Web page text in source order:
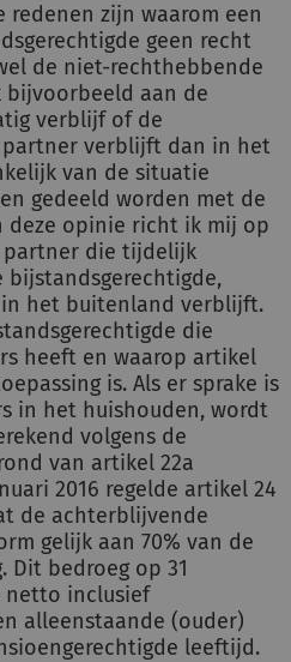
redenen zijn waarom een
geen recht
de niet-rechthebbende
bijvoorbeeld aan de
verblijf of de
verblijft dan in het
van de situatie
gedeeld worden met de
deze opinie richt ik mij op
die tijdelijk
bijstandsgerechtigde,
het buitenland verblijft.
die
heeft en waarop artikel
is. Als er sprake is
in het huishouden, wordt
volgens de
van artikel 22a
2016 regelde artikel 24
de achterblijvende
gelijk aan 70% van de
Dit bedroeg op 31
netto inclusief
alleenstaande (ouder)
leeftijd.